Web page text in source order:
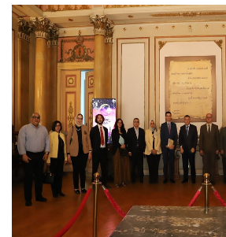
تواصل معنا
الطلاب
هيئة التدريس
الدراسات العليا
الخريجين